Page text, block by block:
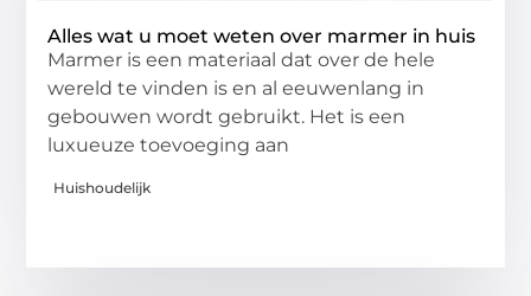
Alles wat u moet weten over marmer in huis
Marmer is een materiaal dat over de hele
wereld te vinden is en al eeuwenlang in
gebouwen wordt gebruikt. Het is een
luxueuze toevoeging aan
Huishoudelijk